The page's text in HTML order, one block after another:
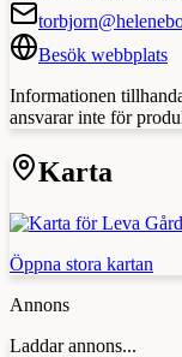
Besök webbplats
Informationen
ansvarar inte för
Karta
Öppna stora kartan
Annons
Laddar annons...